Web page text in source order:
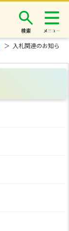
検索
＞ 入札関連のお知ら